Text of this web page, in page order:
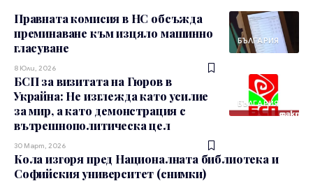
БЪЛГАРИЯ
Правната комисия в НС обсъжда
преминаване към изцяло машинно
гласуване
8 Юли, 2026
БЪЛГАРИЯ
БСП за визитата на Гюров в
Украйна: Не изглежда като усилие
за мир, а като демонстрация с
вътрешнополитическа цел
30 Март, 2026
Кола изгоря пред Националната библиотека и
Софийския университет (снимки)